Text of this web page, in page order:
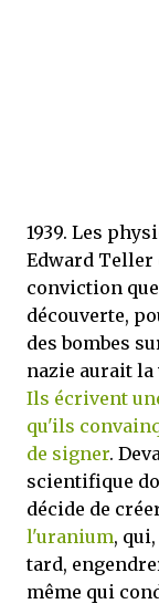
que Thomas
ne connaissait pas,
une ville pleine de
1939. Les
Edward Teller
conviction
découverte,
des bombes
nazie aurait la
Ils écrivent
qu'ils
de signer.
scientifique
décide de
l'uranium,
tard,
même qui